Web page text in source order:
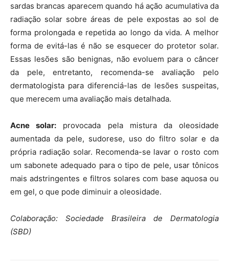
sardas brancas aparecem quando há ação acumulativa da
radiação solar sobre áreas de pele expostas ao sol de
forma prolongada e repetida ao longo da vida. A melhor
forma de evitá-las é não se esquecer do protetor solar.
Essas lesões são benignas, não evoluem para o câncer
da pele, entretanto, recomenda-se avaliação pelo
dermatologista para diferenciá-las de lesões suspeitas,
que merecem uma avaliação mais detalhada.
Acne solar: provocada pela mistura da oleosidade
aumentada da pele, sudorese, uso do filtro solar e da
própria radiação solar. Recomenda-se lavar o rosto com
um sabonete adequado para o tipo de pele, usar tônicos
mais adstringentes e filtros solares com base aquosa ou
em gel, o que pode diminuir a oleosidade.
Colaboração: Sociedade Brasileira de Dermatologia
(SBD)